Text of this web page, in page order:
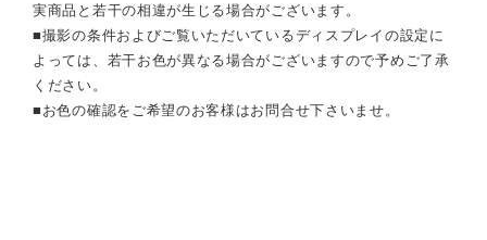
実商品と若干の相違が生じる場合がございます。
■撮影の条件およびご覧いただいているディスプレイの設定に
よっては、若干お色が異なる場合がございますので予めご了承
ください。
■お色の確認をご希望のお客様はお問合せ下さいませ。